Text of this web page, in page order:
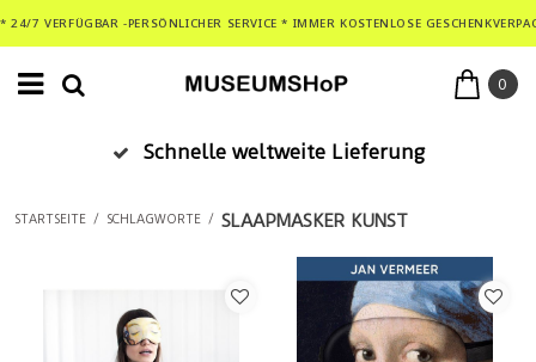
* 24/7 VERFÜGBAR -PERSÖNLICHER SERVICE * IMMER KOSTENLOSE
0
Schnelle weltweite Lieferung
STARTSEITE / SCHLAGWORTE / SLAAPMASKER KUNST